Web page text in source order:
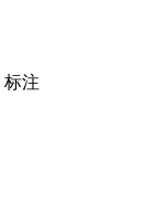
标注